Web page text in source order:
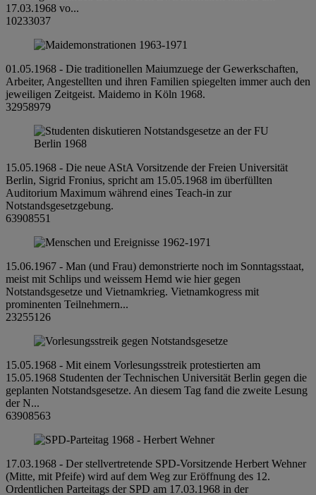
17.03.1968 vo...
10233037
01.05.1968 - Die traditionellen Maiumzuege der Gewerkschaften,
Arbeiter, Angestellten und ihren Familien spiegelten immer auch den
jeweiligen Zeitgeist. Maidemo in Köln 1968.
32958979
15.05.1968 - Die neue AStA Vorsitzende der Freien Universität
Berlin, Sigrid Fronius, spricht am 15.05.1968 im überfüllten
Auditorium Maximum während eines Teach-in zur
Notstandsgesetzgebung.
63908551
15.06.1967 - Man (und Frau) demonstrierte noch im Sonntagsstaat,
meist mit Schlips und weissem Hemd wie hier gegen
Notstandsgesetze und Vietnamkrieg. Vietnamkogress mit
prominenten Teilnehmern...
23255126
15.05.1968 - Mit einem Vorlesungsstreik protestierten am
15.05.1968 Studenten der Technischen Universität Berlin gegen die
geplanten Notstandsgesetze. An diesem Tag fand die zweite Lesung
der N...
63908563
17.03.1968 - Der stellvertretende SPD-Vorsitzende Herbert Wehner
(Mitte, mit Pfeife) wird auf dem Weg zur Eröffnung des 12.
Ordentlichen Parteitags der SPD am 17.03.1968 in der